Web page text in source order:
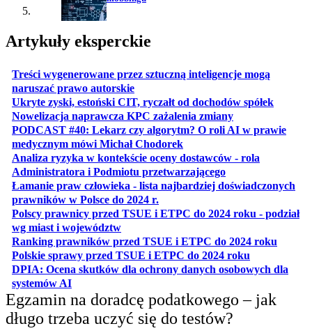
Artykuły eksperckie
Treści wygenerowane przez sztuczną inteligencje mogą
naruszać prawo autorskieotwiera się w nowej karcie
Ukryte zyski, estoński CIT, ryczałt od dochodów spółekotwiera
Nowelizacja naprawcza KPC zażalenia zmianyotwiera się w
PODCAST #40: Lekarz czy algorytm? O roli AI w prawie
medycznym mówi Michał Chodorekotwiera się w nowej karcie
Analiza ryzyka w kontekście oceny dostawców - rola
Administratora i Podmiotu przetwarzającegootwiera się w
Łamanie praw człowieka - lista najbardziej doświadczonych
prawników w Polsce do 2024 r.
Polscy prawnicy przed TSUE i ETPC do 2024 roku - podział
wg miast i województwotwiera się w nowej karcie
Ranking prawników przed TSUE i ETPC do 2024 roku
Polskie sprawy przed TSUE i ETPC do 2024 roku
DPIA: Ocena skutków dla ochrony danych osobowych dla
systemów AIotwiera się w nowej karcie
Egzamin na doradcę podatkowego – jak
długo trzeba uczyć się do testów?